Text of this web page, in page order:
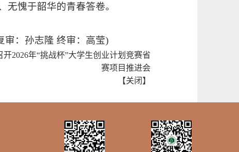
愧于韶华的青春答卷。
：高莹)
开2026年“挑战杯”大学生创业计划竞赛省
赛项目推进会
【关闭 】